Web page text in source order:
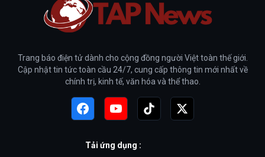
Trang báo điện tử dành cho cộng đồng người Việt toàn thế giới.
Cập nhật tin tức toàn cầu 24/7, cung cấp thông tin mới nhất về
chính trị, kinh tế, văn hóa và thể thao.
Tải ứng dụng :